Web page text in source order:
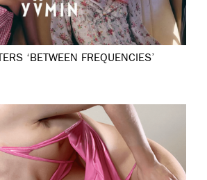
‘BETWEEN FREQUENCIES’